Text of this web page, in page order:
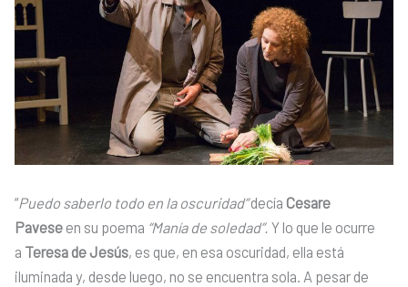
“Puedo saberlo todo en la oscuridad”decía Cesare
Pavese en su poema “Manía de soledad”. Y lo que le ocurre
a Teresa de Jesús, es que, en esa oscuridad, ella está
iluminada y, desde luego, no se encuentra sola. A pesar de